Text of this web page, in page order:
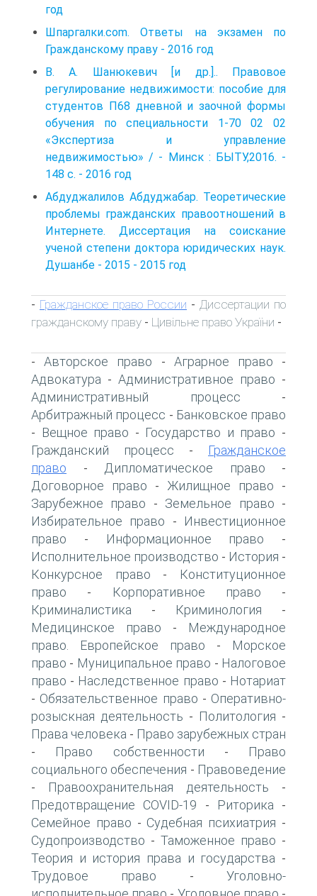
год
Шпаргалки.com. Ответы на экзамен по
Гражданскому праву - 2016 год
В. А. Шанюкевич [и др.].. Правовое
регулирование недвижимости: пособие для
студентов П68 дневной и заочной формы
обучения по специальности 1-70 02 02
«Экспертиза и управление
недвижимостью» / - Минск : БЫТУ,2016. -
148 с. - 2016 год
Абдуджалилов Абдуджабар. Теоретические
проблемы гражданских правоотношений в
Интернете. Диссертация на соискание
ученой степени доктора юридических наук.
Душанбе - 2015 - 2015 год
- Гражданское право России - Диссертации по
гражданскому праву - Цивільне право України -
-Авторское право - Аграрное право -
Адвокатура - Административное право -
Административный процесс -
Арбитражный процесс - Банковское право
- Вещное право - Государство и право -
Гражданский процесс -
Гражданское
право - Дипломатическое право -
Договорное право - Жилищное право -
Зарубежное право - Земельное право -
Избирательное право -
Инвестиционное
право - Информационное право -
Исполнительное производство - История -
Конкурсное право -
Конституционное
право - Корпоративное право -
Криминалистика - Криминология -
Медицинское право -
Международное
право. Европейское право -
Морское
право - Муниципальное право - Налоговое
право - Наследственное право - Нотариат
- Обязательственное право - Оперативно-
розыскная деятельность - Политология -
Права человека - Право зарубежных стран
- Право собственности -
Право
социального обеспечения - Правоведение
- Правоохранительная деятельность -
Предотвращение COVID-19 - Риторика -
Семейное право - Судебная психиатрия -
Судопроизводство - Таможенное право -
Теория и история права и государства -
Трудовое право -Уголовно-